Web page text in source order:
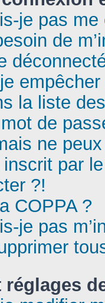
je pas
de
la liste
de
ne
inscrit par
?!
COPPA ?
je pas
réglages